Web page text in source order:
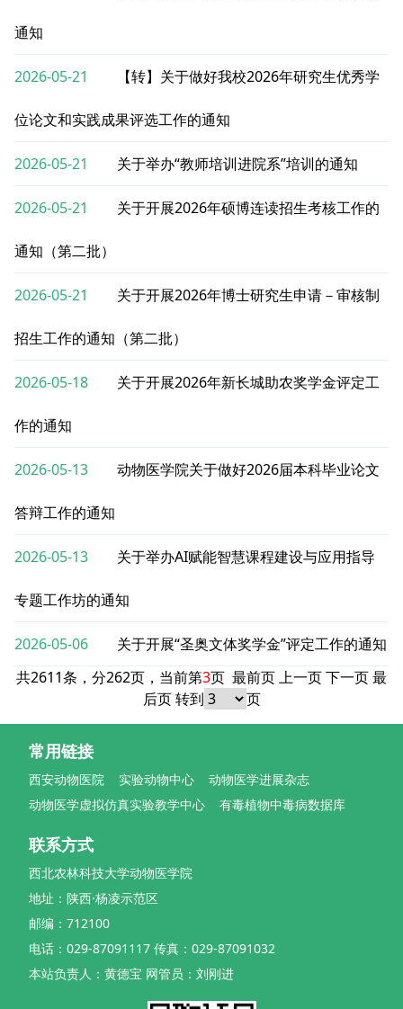
通知
2026-05-21 【转】关于做好我校2026年研究生优秀学
位论文和实践成果评选工作的通知
2026-05-21 关于举办“教师培训进院系”培训的通知
2026-05-21 关于开展2026年硕博连读招生考核工作的
通知（第二批）
2026-05-21 关于开展2026年博士研究生申请－审核制
招生工作的通知（第二批）
2026-05-18 关于开展2026年新长城助农奖学金评定工
作的通知
2026-05-13 动物医学院关于做好2026届本科毕业论文
答辩工作的通知
2026-05-13 关于举办AI赋能智慧课程建设与应用指导
专题工作坊的通知
2026-05-06
关于开展“圣奥文体奖学金”评定工作的通知
共2611条，分262页，当前第3页 最前页上一页下一页最
后页转到 页
常用链接
西安动物医院 实验动物中心
动物医学进展杂志
动物医学虚拟仿真实验教学中心
有毒植物中毒病数据库
联系方式
西北农林科技大学动物医学院
地址：陕西·杨凌示范区
邮编：712100
电话：029-87091117 传真：029-87091032
本站负责人：黄德宝 网管员：刘刚进